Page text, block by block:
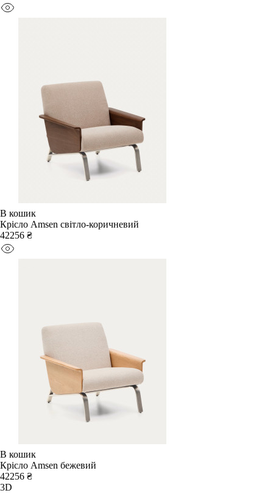
В кошик
Крісло Amsen світло-коричневий
42256 ₴
В кошик
Крісло Amsen бежевий
42256 ₴
3D